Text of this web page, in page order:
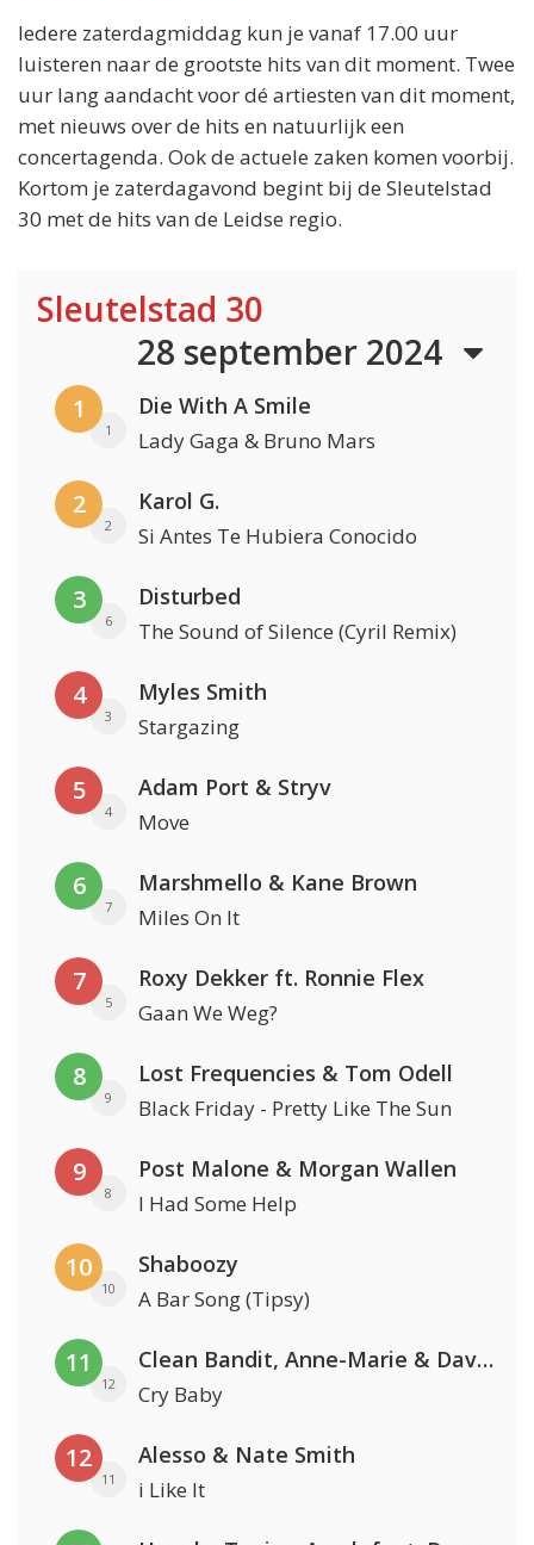
Iedere zaterdagmiddag kun je vanaf 17.00 uur
luisteren naar de grootste hits van dit moment. Twee
uur lang aandacht voor dé artiesten van dit moment,
met nieuws over de hits en natuurlijk een
concertagenda. Ook de actuele zaken komen voorbij.
Kortom je zaterdagavond begint bij de Sleutelstad
30 met de hits van de Leidse regio.
Sleutelstad 30
28 september 2024
1
1
Die With A Smile
Lady Gaga & Bruno Mars
2
2
Karol G.
Si Antes Te Hubiera Conocido
3
6
Disturbed
The Sound of Silence (Cyril Remix)
4
3
Myles Smith
Stargazing
5
4
Adam Port & Stryv
Move
6
7
Marshmello & Kane Brown
Miles On It
7
5
Roxy Dekker ft. Ronnie Flex
Gaan We Weg?
8
9
Lost Frequencies & Tom Odell
Black Friday - Pretty Like The Sun
9
8
Post Malone & Morgan Wallen
I Had Some Help
10
10
Shaboozy
A Bar Song (Tipsy)
11
12
Clean Bandit, Anne-Marie & David Guetta
Cry Baby
12
11
Alesso & Nate Smith
i Like It